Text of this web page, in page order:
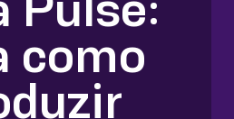
como